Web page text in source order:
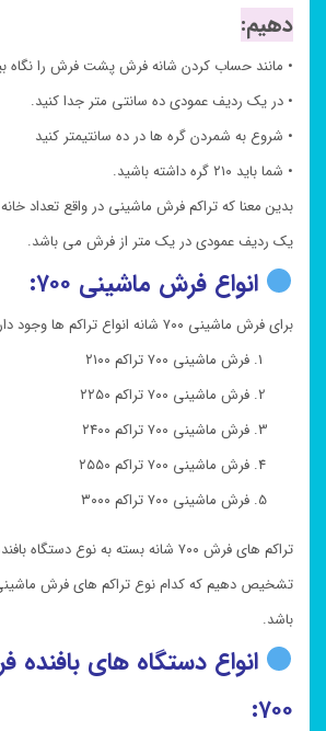
دهیم:
• مانند حساب کردن شانه فرش پشت فرش را نگاه
• در یک ردیف عمودی ده سانتی متر جدا کنید.
• شروع به شمردن گره ها در ده سانتیمتر کنید
• شما باید ۲۱۰ گره داشته باشید.
بدین معنا که تراکم فرش ماشینی در واقع تعداد
یک ردیف عمودی در یک متر از فرش می باشد.
انواع فرش ماشینی ۷۰۰:
برای فرش ماشینی ۷۰۰ شانه انواع تراکم ها وجود دارد که عبارتند از:
فرش ماشینی ۷۰۰ تراکم ۲۱۰۰
فرش ماشینی ۷۰۰ تراکم ۲۲۵۰
فرش ماشینی ۷۰۰ تراکم ۲۴۰۰
فرش ماشینی ۷۰۰ تراکم ۲۵۵۰
فرش ماشینی ۷۰۰ تراکم ۳۰۰۰
تراکم های فرش ۷۰۰ شانه بسته به نوع
باشد.
انواع دستگاه های
۷۰۰: